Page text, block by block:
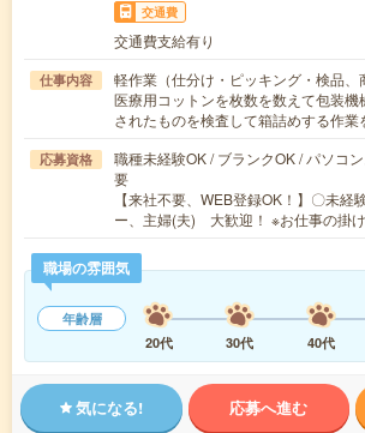
交通費
交通費支給有り
仕事内容
軽作業（仕分け・ピッキング・検品、
医療用コットンを枚数を数えて包装機
されたものを検査して箱詰めする作
応募資格
職種未経験OK / ブランクOK / パソコ
要
【来社不要、WEB登録OK！】〇未経
ー、主婦(夫) 大歓迎！ ※お仕事の掛
職場の雰囲気
年齢層
20代
30代 40代
気になる! 応募へ進む